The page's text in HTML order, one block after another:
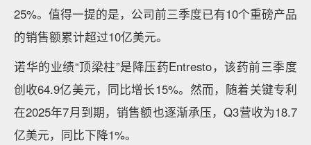
25%。值得一提的是，公司前三季度已有10个重磅产品
的销售额累计超过10亿美元。
诺华的业绩“顶梁柱”是降压药Entresto，该药前三季度
创收64.9亿美元，同比增长15%。然而，随着关键专利
在2025年7月到期，销售额也逐渐承压，Q3营收为18.7
亿美元，同比下降1%。